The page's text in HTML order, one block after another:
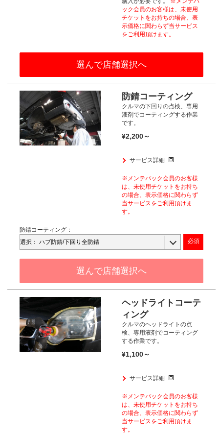
ック会員のお客様は、未使用
チケットをお持ちの場合、表
示価格に関わらず当サービス
をご利用頂けます。​
選んで店舗選択へ
防錆コーティング
クルマの下回りの点検、専用
液剤でコーティングする作業
です。
¥2,200～
サービス詳細
※メンテパック会員のお客様
は、未使用チケットをお持ち
の場合、表示価格に関わらず
当サービスをご利用頂けま
す。​
防錆コーティング：
選んで店舗選択へ
ヘッドライトコーテ
ィング
クルマのヘッドライトの点
検、専用液剤でコーティング
する作業です。
¥1,100～
サービス詳細
※メンテパック会員のお客様
は、未使用チケットをお持ち
の場合、表示価格に関わらず
当サービスをご利用頂けま
す。​